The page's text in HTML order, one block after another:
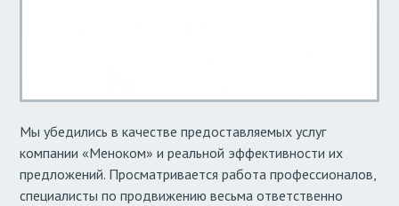
Мы убедились в качестве предоставляемых услуг
компании «Меноком» и реальной эффективности их
предложений. Просматривается работа профессионалов,
специалисты по продвижению весьма ответственно